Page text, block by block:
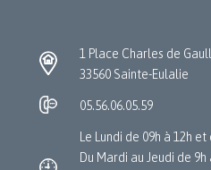
1 Place Charles de
33560 Sainte-Eulalie
05.56.06.05.59
Le Lundi de 09h à 12h
Du Mardi au Jeudi de